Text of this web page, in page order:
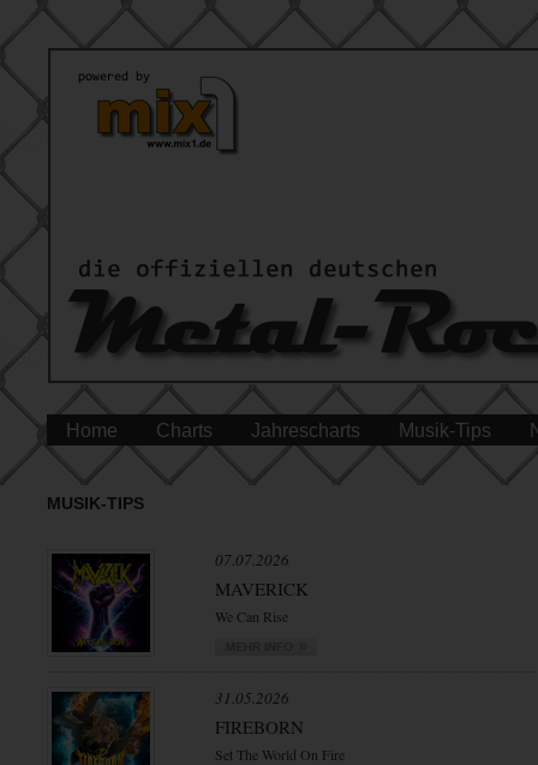
Home Charts Jahrescharts Musik-Tips
MUSIK-TIPS
07.07.2026
MAVERICK
We Can Rise
31.05.2026
FIREBORN
Set The World On Fire